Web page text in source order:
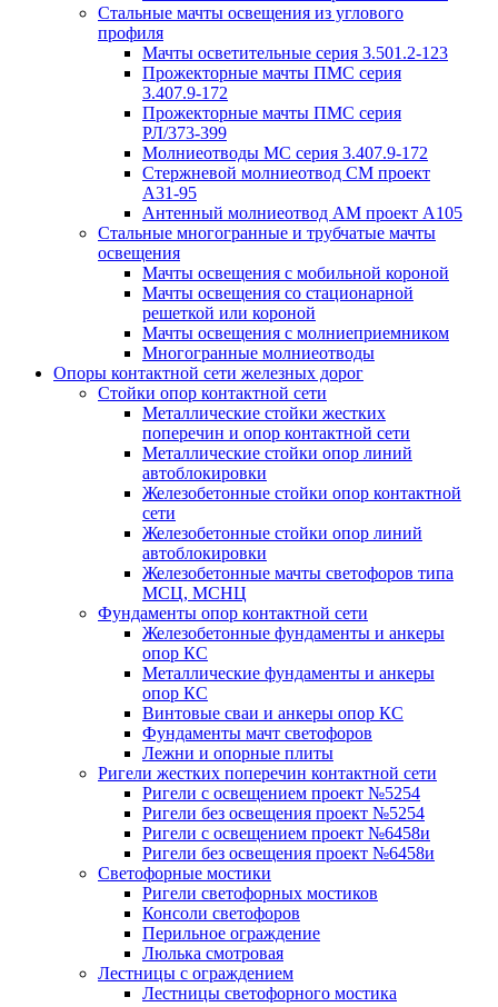
Стальные мачты освещения из углового
профиля
Мачты осветительные серия 3.501.2-123
Прожекторные мачты ПМС серия
3.407.9-172
Прожекторные мачты ПМС серия
РЛ/373-399
Молниеотводы МС серия 3.407.9-172
Стержневой молниеотвод СМ проект
А31-95
Антенный молниеотвод АМ проект А105
Стальные многогранные и трубчатые мачты
освещения
Мачты освещения с мобильной короной
Мачты освещения со стационарной
решеткой или короной
Мачты освещения с молниеприемником
Многогранные молниеотводы
Опоры контактной сети железных дорог
Стойки опор контактной сети
Металлические стойки жестких
поперечин и опор контактной сети
Металлические стойки опор линий
автоблокировки
Железобетонные стойки опор контактной
сети
Железобетонные стойки опор линий
автоблокировки
Железобетонные мачты светофоров типа
МСЦ, МСНЦ
Фундаменты опор контактной сети
Железобетонные фундаменты и анкеры
опор КС
Металлические фундаменты и анкеры
опор КС
Винтовые сваи и анкеры опор КС
Фундаменты мачт светофоров
Лежни и опорные плиты
Ригели жестких поперечин контактной сети
Ригели с освещением проект №5254
Ригели без освещения проект №5254
Ригели с освещением проект №6458и
Ригели без освещения проект №6458и
Светофорные мостики
Ригели светофорных мостиков
Консоли светофоров
Перильное ограждение
Люлька смотровая
Лестницы с ограждением
Лестницы светофорного мостика